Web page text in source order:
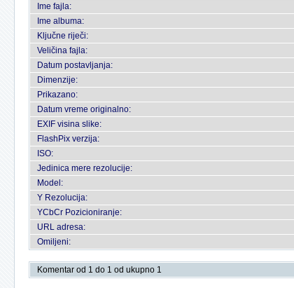
Ime fajla:
Ime albuma:
Ključne riječi:
Veličina fajla:
Datum postavljanja:
Dimenzije:
Prikazano:
Datum vreme originalno:
EXIF visina slike:
FlashPix verzija:
ISO:
Jedinica mere rezolucije:
Model:
Y Rezolucija:
YCbCr Pozicioniranje:
URL adresa:
Omiljeni:
Komentar od 1 do 1 od ukupno 1